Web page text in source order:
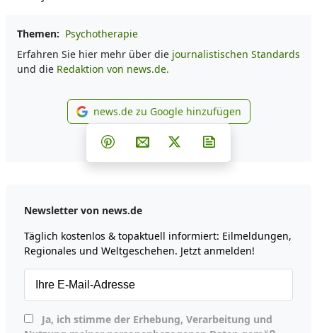
Themen: Psychotherapie
Erfahren Sie hier mehr über die journalistischen Standards
und die Redaktion von news.de.
news.de zu Google
news.de zu Google hinzufügen
Teilen auf Facebook
Teilen auf Whatsapp
Teilen auf Telegram
Teilen auf Pinterest
Per E-Mail teilen
Post auf X
Newsletter von news.de
Täglich kostenlos & topaktuell informiert: Eilmeldungen,
Regionales und Weltgeschehen. Jetzt anmelden!